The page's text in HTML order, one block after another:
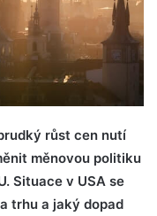
růst cen nutí
měnovou politiku
Situace v USA se
trhu a jaký dopad